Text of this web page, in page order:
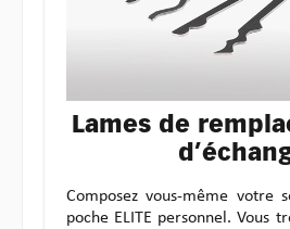
Lames de
Composez vous-même votre
poche ELITE personnel. Vous